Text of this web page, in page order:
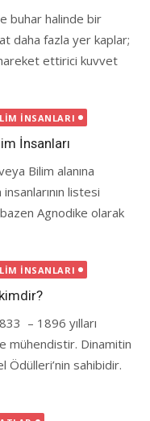
buhar halinde bir
daha fazla yer kaplar;
ettirici kuvvet
İNSANLARI
İnsanları
Bilim alanına
listesi
Agnodike olarak
İNSANLARI
– 1896 yılları
mühendistir. Dinamitin
Ödülleri’nin sahibidir.